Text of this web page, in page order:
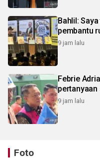
Bahlil:
pembantu
9 jam lalu
Febrie
9 jam lalu
Foto